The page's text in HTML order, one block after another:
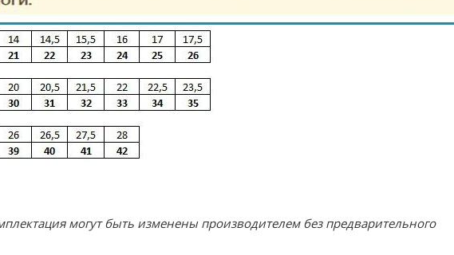
могут быть изменены производителем без предварительного